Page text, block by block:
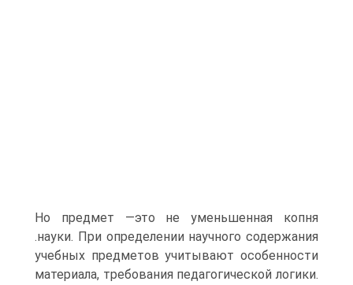
Но предмет —это не уменьшенная копня
.науки. При определении научного содержания
учебных предметов учитывают особенности
материала, требования педагогической логики.